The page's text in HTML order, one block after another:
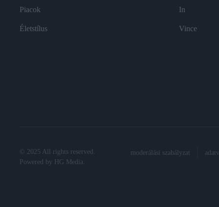
Piacok
Életstílus
In
Vince
© 2025 All rights reserved.
Powered by
HG Media.
moderálási szabályzat